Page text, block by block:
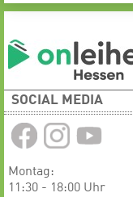
SOCIAL MEDIA
Montag:
11:30 - 18:00 Uhr